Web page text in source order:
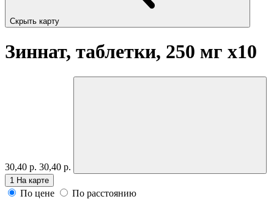
Скрыть карту
Зиннат, таблетки, 250 мг x10
30,40 р. 30,40 р.
1 На карте
По цене
По расстоянию